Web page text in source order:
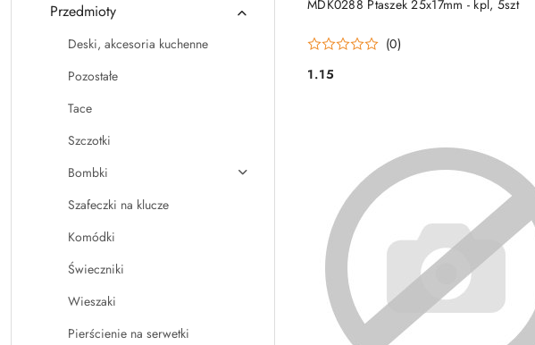
Przedmioty
Deski, akcesoria kuchenne
Pozostałe
Tace
Szczotki
Bombki
Szafeczki na klucze
Komódki
Świeczniki
Wieszaki
Pierścienie na serwetki
MDK0288 Ptaszek 25x17mm - kpl, 5szt
(0)
Cena:
1.15